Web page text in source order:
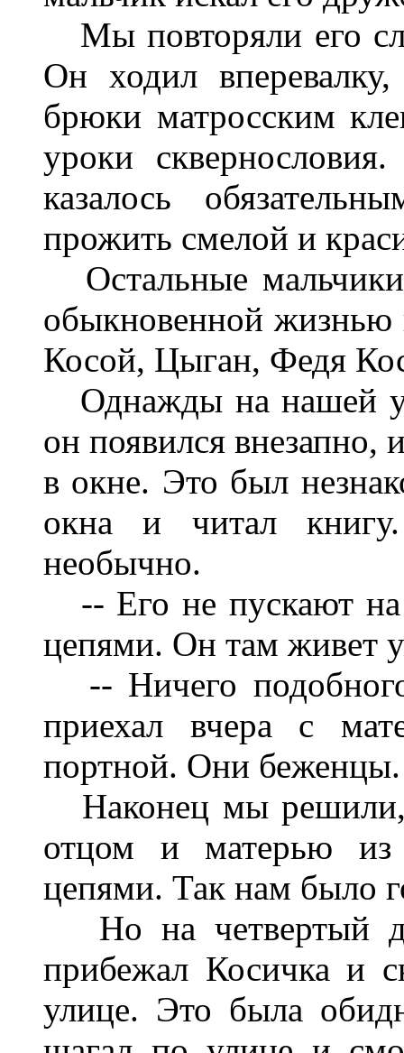
Мы повторяли его
Он ходил
брюки матросским
уроки
казалось
прожить смелой и
Остальные
обыкновенной
Косой, Цыган, Федя
Однажды на нашей
он появился внезапно,
в окне. Это был
окна и читал
необычно.
-- Его не пускают на
цепями. Он там живет
-- Ничего
приехал вчера с
портной. Они беженцы.
Наконец мы решили,
отцом и матерью из
цепями. Так нам было
Но на четвертый
прибежал Косичка и
улице. Это была